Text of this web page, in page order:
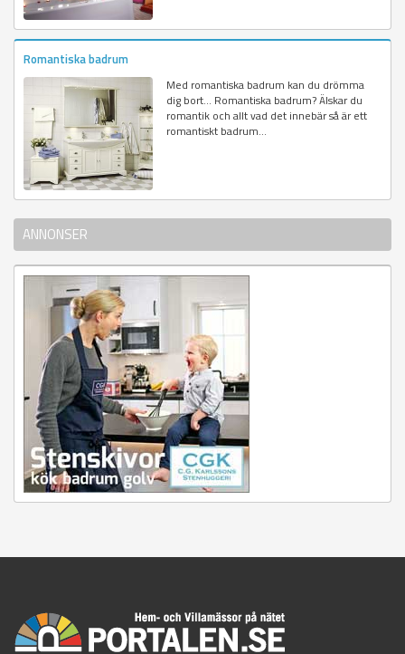
Romantiska badrum
Med romantiska badrum kan du drömma
dig bort... Romantiska badrum? Älskar du
romantik och allt vad det innebär så är ett
romantiskt badrum...
ANNONSER